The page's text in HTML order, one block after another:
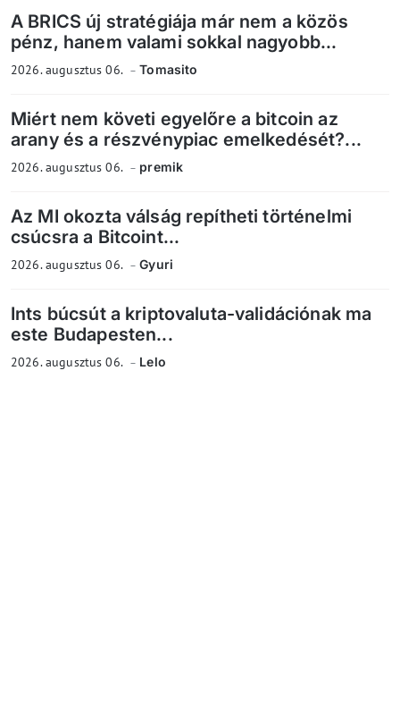
A BRICS új stratégiája már nem a közös
pénz, hanem valami sokkal nagyobb...
2026. augusztus 06. Tomasito
Miért nem követi egyelőre a bitcoin az
arany és a részvénypiac emelkedését?...
2026. augusztus 06. premik
Az MI okozta válság repítheti történelmi
csúcsra a Bitcoint...
2026. augusztus 06. Gyuri
Ints búcsút a kriptovaluta-validációnak ma
este Budapesten...
2026. augusztus 06. Lelo